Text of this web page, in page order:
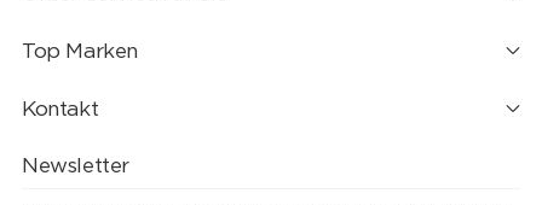
Top Marken
Kontakt
Newsletter